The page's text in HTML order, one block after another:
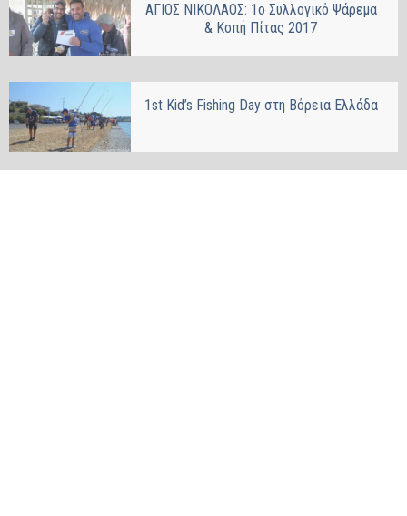
ΑΓΙΟΣ ΝΙΚΟΛΑΟΣ: 1ο Συλλογικό Ψάρεμα
& Κοπή Πίτας 2017
1st Kid’s Fishing Day στη Βόρεια Ελλάδα